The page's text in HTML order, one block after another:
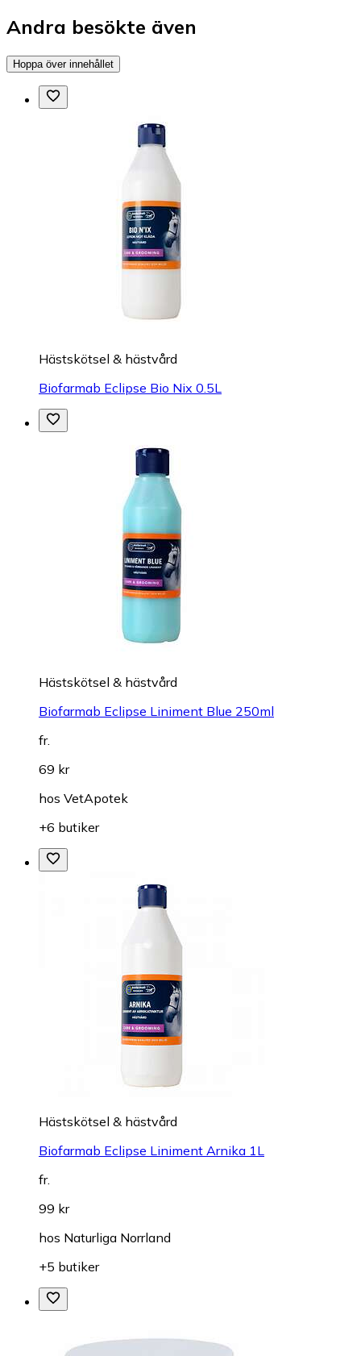
Andra besökte även
Hoppa över innehållet
Hästskötsel & hästvård
Biofarmab Eclipse Bio Nix 0.5L
Hästskötsel & hästvård
Biofarmab Eclipse Liniment Blue 250ml
fr.
69 kr
hos VetApotek
+6 butiker
Hästskötsel & hästvård
Biofarmab Eclipse Liniment Arnika 1L
fr.
99 kr
hos Naturliga Norrland
+5 butiker